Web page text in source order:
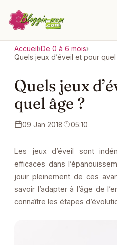
Accueil›De 0 à 6 mois›
Quels jeux d’éveil et pour
Quels jeux
quel âge ?
09 Jan 2018 05:10
Les jeux d’éveil sont
efficaces dans
jouir pleinement de ces
savoir l’adapter à l’âge de
connaître les étapes